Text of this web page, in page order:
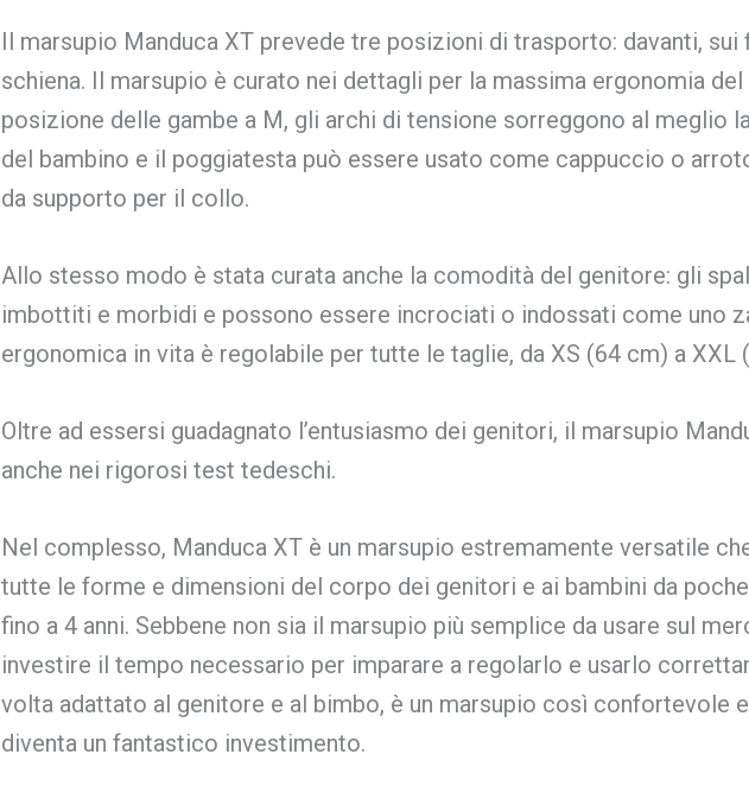
Il marsupio Manduca XT prevede tre posizioni di trasporto: davanti, sui
schiena. Il marsupio è curato nei dettagli per la massima ergonomia
posizione delle gambe a M, gli archi di tensione sorreggono al meglio
del bambino e il poggiatesta può essere usato come cappuccio o
da supporto per il collo.
Allo stesso modo è stata curata anche la comodità del genitore: gli
imbottiti e morbidi e possono essere incrociati o indossati come uno
ergonomica in vita è regolabile per tutte le taglie, da XS (64 cm) a XXL
Oltre ad essersi guadagnato l’entusiasmo dei genitori, il marsupio
anche nei rigorosi test tedeschi.
Nel complesso, Manduca XT è un marsupio estremamente versatile
tutte le forme e dimensioni del corpo dei genitori e ai bambini da
fino a 4 anni. Sebbene non sia il marsupio più semplice da usare sul
investire il tempo necessario per imparare a regolarlo e usarlo
volta adattato al genitore e al bimbo, è un marsupio così confortevole
diventa un fantastico investimento.